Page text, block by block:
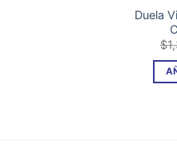
Duela
$